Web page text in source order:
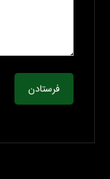
فرستادن